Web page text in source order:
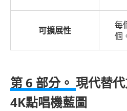
可擴展性
每
個
第 6 部分。 現代替
4K點唱機藍圖